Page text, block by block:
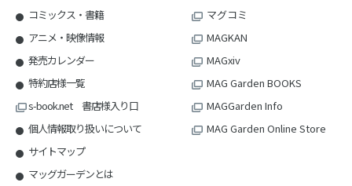
コミックス・書籍
アニメ・映像情報
発売カレンダー
特約店様一覧
s-book.net 書店様入り口
個人情報取り扱いについて
サイトマップ
マッグガーデンとは
マグコミ
MAGKAN
MAGxiv
MAG Garden BOOKS
MAGGarden Info
MAG Garden Online Store